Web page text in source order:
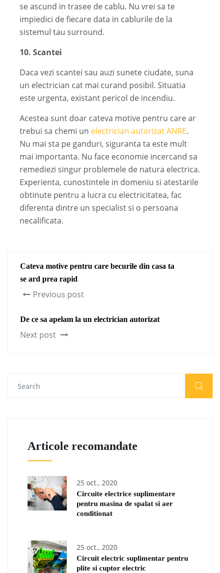
se ascund in trasee de cablu. Nu vrei sa te
impiedici de fiecare data in cablurile de la
sistemul tau surround.
10. Scantei
Daca vezi scantei sau auzi sunete ciudate, suna
un electrician cat mai curand posibil. Situatia
este urgenta, existant pericol de incendiu.
Acestea sunt doar cateva motive pentru care ar
trebui sa chemi un electrician autorizat ANRE.
Nu mai sta pe ganduri, siguranta ta este mult
mai importanta. Nu face economie incercand sa
remediezi singur problemele de natura electrica.
Experienta, cunostintele in domeniu si atestarile
obtinute pentru a lucra cu electricitatea, fac
diferenta dintre un specialist si o persoana
necalificata.
Cateva motive pentru care becurile din casa ta
se ard prea rapid
Previous post
De ce sa apelam la un electrician autorizat
Next post
Articole recomandate
25 oct., 2020
Circuite electrice suplimentare
pentru masina de spalat si aer
conditionat
25 oct., 2020
Circuit electric suplimentar pentru
plite si cuptor electric